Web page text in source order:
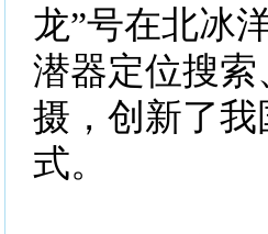
龙”号在北冰
潜器定位搜
摄，创新了
式。